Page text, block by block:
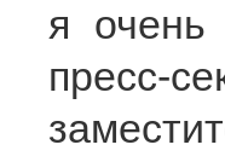
я очень
пресс-